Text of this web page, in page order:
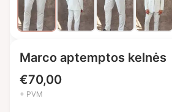
Marco aptemptos kelnės
€70,00
+ PVM